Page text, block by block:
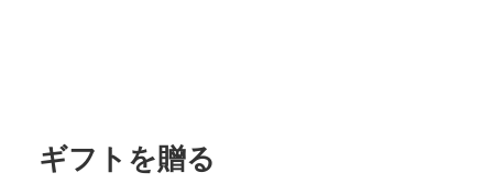
ギフトを贈る